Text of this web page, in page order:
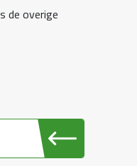
de overige